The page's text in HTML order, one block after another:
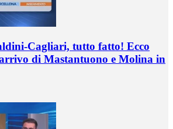
Cagliari, tutto fatto! Ecco
di Mastantuono e Molina in